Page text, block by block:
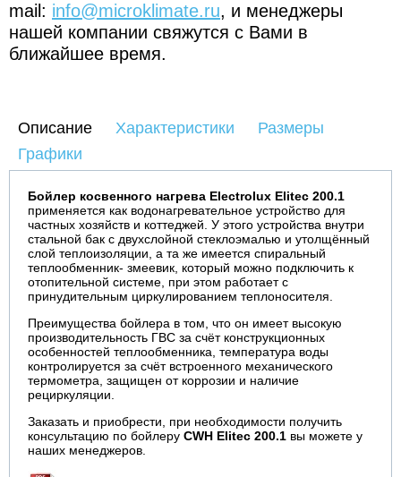
mail: info@microklimate.ru, и менеджеры
нашей компании свяжутся с Вами в
ближайшее время.
Описание Характеристики
Размеры
Графики
Бойлер косвенного нагрева Electrolux Elitec 200.1
применяется как водонагревательное устройство для
частных хозяйств и коттеджей. У этого устройства внутри
стальной бак с двухслойной стеклоэмалью и утолщённый
слой теплоизоляции, а та же имеется спиральный
теплообменник- змеевик, который можно подключить к
отопительной системе, при этом работает с
принудительным циркулированием теплоносителя.
Преимущества бойлера в том, что он имеет высокую
производительность ГВС за счёт конструкционных
особенностей теплообменника, температура воды
контролируется за счёт встроенного механического
термометра, защищен от коррозии и наличие
рециркуляции.
Заказать и приобрести, при необходимости получить
консультацию по бойлеру CWH Elitec 200.1 вы можете у
наших менеджеров.